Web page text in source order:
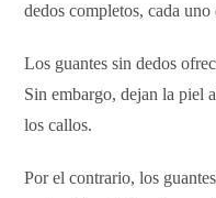
dedos completos, cada
Los guantes sin dedos
Sin embargo, dejan la piel
los callos.
Por el contrario, los